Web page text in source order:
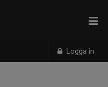
Logga in